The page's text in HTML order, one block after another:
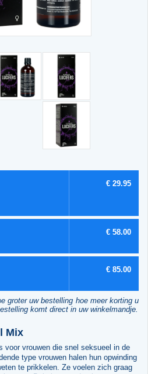
€ 29.95
€ 58.00
€ 85.00
groter uw bestelling hoe meer korting u
komt direct in uw winkelmandje.
Mix
vrouwen die snel seksueel in de
type vrouwen halen hun opwinding
te prikkelen. Ze voelen zich graag